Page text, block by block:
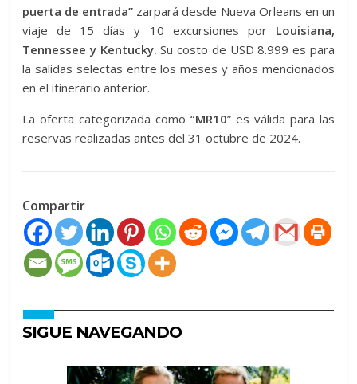
puerta de entrada” zarpará desde Nueva Orleans en un
viaje de 15 días y 10 excursiones por Louisiana,
Tennessee y Kentucky. Su costo de USD 8.999 es para
la salidas selectas entre los meses y años mencionados
en el itinerario anterior.
La oferta categorizada como “MR10” es válida para las
reservas realizadas antes del 31 octubre de 2024.
Compartir
SIGUE NAVEGANDO